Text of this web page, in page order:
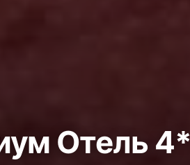
Отель 4*